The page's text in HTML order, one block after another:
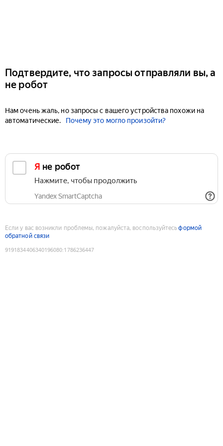
Подтвердите, что запросы отправляли вы, а
не робот
Нам очень жаль, но запросы с вашего устройства похожи на
автоматические.
Почему это могло произойти?
Я не робот
Нажмите, чтобы продолжить
Yandex SmartCaptcha
Если у вас возникли проблемы, пожалуйста, воспользуйтесьформой
обратной связи
9191834406340196080:1786236447